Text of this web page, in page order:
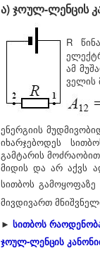
ა) ჯოულ-ლენცის
R
ამ
ველის
ენერგიის
იხარჯებოდეს
გამტარის
მიდის და არ აქვს
სითბოს გამოყოფაზე
მივდივართ
►სითბოს
ჯოულ-ლენცის